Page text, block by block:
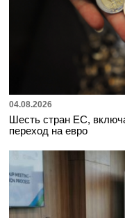
04.08.2026
Шесть стран ЕС,
переход на евро